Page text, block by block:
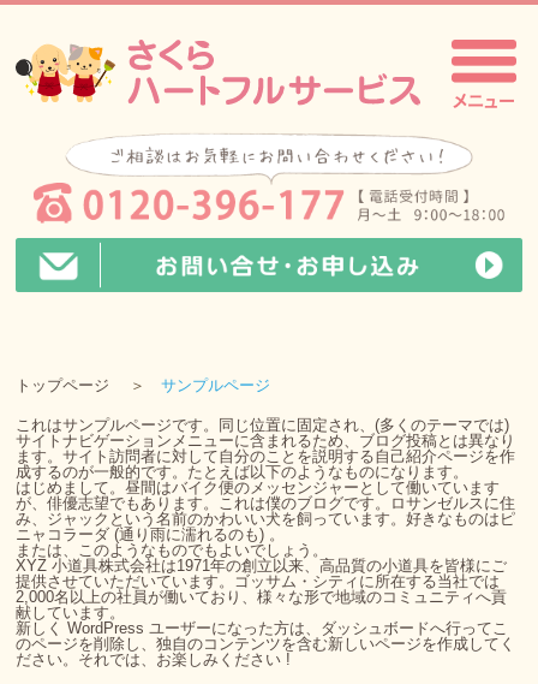
トップページ サンプルページ
これはサンプルページです。同じ位置に固定され、(多くのテーマでは)
サイトナビゲーションメニューに含まれるため、ブログ投稿とは異なり
ます。サイト訪問者に対して自分のことを説明する自己紹介ページを作
成するのが一般的です。たとえば以下のようなものになります。
はじめまして。昼間はバイク便のメッセンジャーとして働いています
が、俳優志望でもあります。これは僕のブログです。ロサンゼルスに住
み、ジャックという名前のかわいい犬を飼っています。好きなものはピ
ニャコラーダ (通り雨に濡れるのも) 。
または、このようなものでもよいでしょう。
XYZ 小道具株式会社は1971年の創立以来、高品質の小道具を皆様にご
提供させていただいています。ゴッサム・シティに所在する当社では
2,000名以上の社員が働いており、様々な形で地域のコミュニティへ貢
献しています。
新しく WordPress ユーザーになった方は、 ダッシュボードへ行ってこ
のページを削除し、独自のコンテンツを含む新しいページを作成してく
ださい。それでは、お楽しみください !